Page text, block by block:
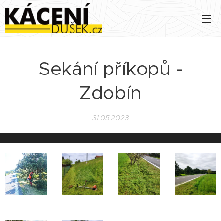
Sekání příkopů -
Zdobín
31.05.2023